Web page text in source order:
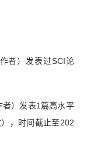
者）发表过SCI论
）发表1篇高水平
，时间截止至202